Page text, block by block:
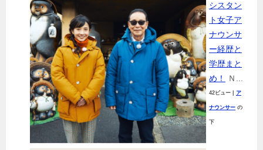
シスタン
ト女子ア
ナウンサ
ー経歴と
学歴まと
め！
Ｎ...
42ビュー ア
ナウンサー の
下